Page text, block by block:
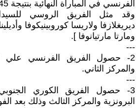
الفرنسي في المباراة النهائية بنتيجة 45/ 35.
وقد مثل الفريق الروسي
ديريغلازفا ولاريسا كوروبينيكوفا
ومارتا مارتيانوفا ].
---
2- حصول الفريق الفرنسي علي
والمركز الثاني.
---
3- حصول الفريق الكوري
البرونزية والمركز الثالث وذلك بعد